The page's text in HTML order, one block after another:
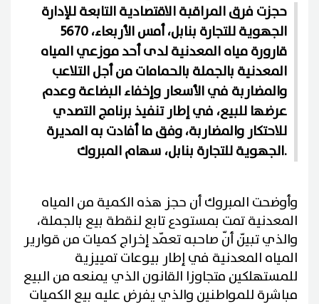
حجزت فرق المراقبة الاقتصادية التابعة للإدارة
الجهوية للتجارة بنابل، أمس الأربعاء، 5670
قارورة مياه المعدنية لدى أحد موزعي المياه
المعدنية بالجملة بالحمامات من أجل التلاعب
والمضاربة في الأسعار وإخفاء البضاعة وعدم
عرضها للبيع، في إطار تنفيذ برنامج التصدي
للاحتكار والمضاربة، وفق ما أفادت به المديرة
الجهوية للتجارة بنابل، سهام المبروك.
وأوضحت المبروك أن حجز هذه الكمية من المياه
المعدنية تمت بمستودع تابع لنقطة بيع بالجملة،
والذي تبيّن أنّ صاحبه تعمّد إخراج كميات من قوارير
المياه المعدنية في إطار بيوعات تمييزية
للمستهلكين متجاوزا القانون الذي يمنعه من البيع
مباشرة للمواطنين والذي يفرض عليه بيع الكميات